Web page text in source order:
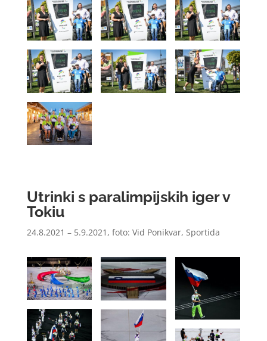
Utrinki s paralimpijskih iger v
Tokiu
24.8.2021 – 5.9.2021 , foto: Vid Ponikvar, Sportida